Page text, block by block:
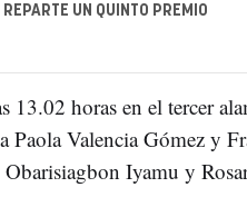
REPARTE UN QUINTO PREMIO
13.02 horas en el tercer
Paola Valencia Gómez y
Iyamu y